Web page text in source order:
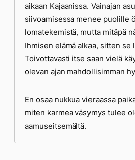
aikaan Kajaanissa. Vainajan
siivoamisessa menee puolille
lomatekemistä, mutta mitäpä
Ihmisen elämä alkaa, sitten se
Toivottavasti itse saan vielä
olevan ajan mahdollisimman
En osaa nukkua vieraassa
miten karmea väsymys tulee
aamuseitsemältä.